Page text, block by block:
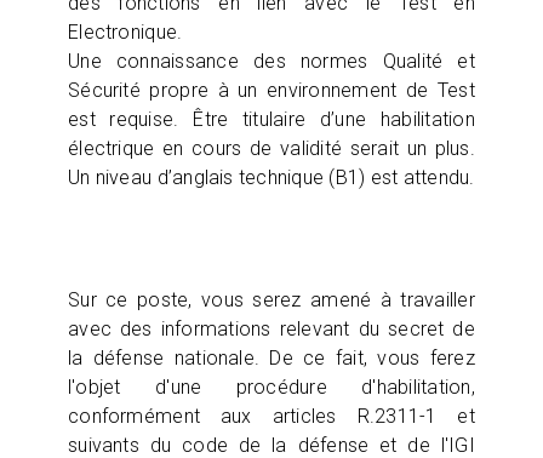
Electronique.
Une connaissance des normes Qualité et
Sécurité propre à un environnement de Test
est requise. Être titulaire d’une habilitation
électrique en cours de validité serait un plus.
Un niveau d’anglais technique (B1) est attendu.
Sur ce poste, vous serez amené à travailler
avec des informations relevant du secret de
la défense nationale. De ce fait, vous ferez
l'objet d'une procédure d'habilitation,
conformément aux articles R.2311-1 et
suivants du code de la défense et de l'IGI